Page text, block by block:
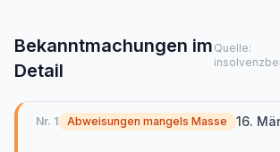
Bekanntmachungen im
Detail
Quelle:
Nr. 1 Abweisungen mangels Masse 16.